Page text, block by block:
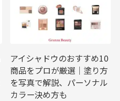
アイシャドウのおすすめ10
商品をプロが厳選｜塗り方
を写真で解説、パーソナル
カラー決め方も